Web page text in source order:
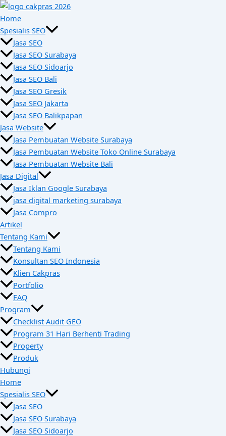
Skip
to
content
Home
Spesialis SEO
Jasa SEO
Jasa SEO Surabaya
Jasa SEO Sidoarjo
Jasa SEO Bali
Jasa SEO Gresik
Jasa SEO Jakarta
Jasa SEO Balikpapan
Jasa Website
Jasa Pembuatan Website Surabaya
Jasa Pembuatan Website Toko Online Surabaya
Jasa Pembuatan Website Bali
Jasa Digital
Jasa Iklan Google Surabaya
jasa digital marketing surabaya
Jasa Compro
Artikel
Tentang Kami
Tentang Kami
Konsultan SEO Indonesia
Klien Cakpras
Portfolio
FAQ
Program
Checklist Audit GEO
Program 31 Hari Berhenti Trading
Property
Produk
Hubungi
Home
Spesialis SEO
Jasa SEO
Jasa SEO Surabaya
Jasa SEO Sidoarjo